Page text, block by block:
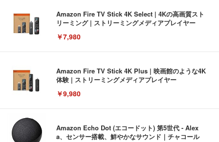
Amazon Fire TV Stick 4K Select | 4Kの高画質スト
リーミング | ストリーミングメディアプレイヤー
￥7,980
Amazon Fire TV Stick 4K Plus | 映画館のような4K
体験 | ストリーミングメディアプレイヤー
￥9,980
Amazon Echo Dot (エコードット) 第5世代 - Alex
a、センサー搭載、鮮やかなサウンド｜チャコール